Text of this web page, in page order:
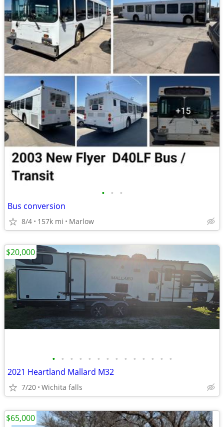
• • •
Bus conversion
8/4 157k mi Marlow
• • • • • • • • • • • • • •
2021 Heartland Mallard M32
7/20 Wichita falls
$20,000
$65,000